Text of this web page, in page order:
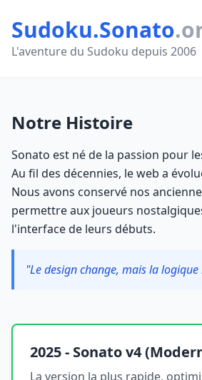
Sudoku.Sonato
L'aventure du Sudoku depuis 2006
Notre Histoire
Sonato est né de la passion pour
Au fil des décennies, le web a
Nous avons conservé nos
permettre aux joueurs
l'interface de leurs débuts.
"Le design change, mais la
2025 - Sonato v4
La version la plus rapide,